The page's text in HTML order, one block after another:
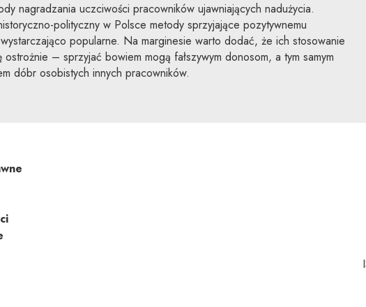
nagradzania uczciwości pracowników ujawniających nadużycia.
polityczny w Polsce metody sprzyjające pozytywnemu
popularne. Na marginesie warto dodać, że ich stosowanie
– sprzyjać bowiem mogą fałszywym donosom, a tym samym
dóbr osobistych innych pracowników.